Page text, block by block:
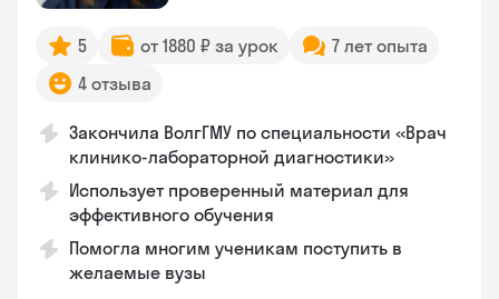
5 от 1880 ₽ за урок
7 лет опыта
4 отзыва
Закончила ВолгГМУ по специальности «Врач
клинико-лабораторной диагностики»
Использует проверенный материал для
эффективного обучения
Помогла многим ученикам поступить в
желаемые вузы